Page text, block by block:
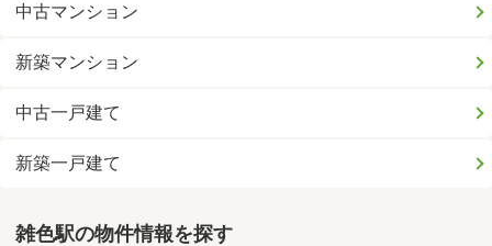
中古マンション
新築マンション
中古一戸建て
新築一戸建て
雑色駅の物件情報を探す